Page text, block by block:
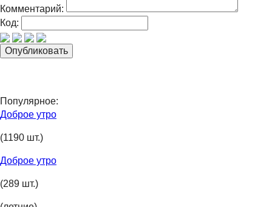
Комментарий:
Код:
Популярное:
Доброе утро
(1190 шт.)
Доброе утро
(289 шт.)